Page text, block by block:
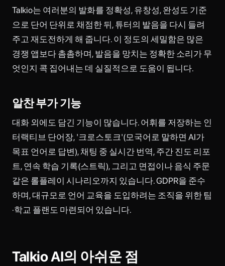
Talkio는 여러분의 발화를 정확성, 유창성, 완성도 기준
으로 단어 단위로 채점한 뒤, 튜터의 발음을 다시 들려
주고 재도전하게 해 줍니다. 이 정도의 세밀함은 많은
경쟁 앱보다 촘촘하며, 발음을 망치는 정확한 소리가 무
엇인지 콕 집어내는 데 실질적으로 도움이 됩니다.
알찬 부가 기능
대화 외에도 담긴 기능이 많습니다. 어휘를 저장하는 인
터랙티브 단어장, '크로스토크'(모국어로 말하면 AI가
목표 언어로 답변), 채팅 중 실시간 번역, 주간 진도 리포
트, 연속 학습 기록(스트릭), 그리고 면접이나 음식 주문
같은 롤플레이 시나리오까지 있습니다. GDPR을 준수
하며, 대규모로 언어 교육을 도입하려는 조직을 위한 팀
·학교 플랜도 마련되어 있습니다.
Talkio AI의 아쉬운 점